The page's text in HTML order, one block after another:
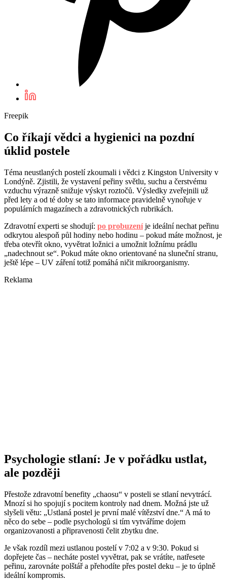
Freepik
Co říkají vědci a hygienici na pozdní
úklid postele
Téma neustlaných postelí zkoumali i vědci z Kingston University v
Londýně. Zjistili, že vystavení peřiny světlu, suchu a čerstvému
vzduchu výrazně snižuje výskyt roztočů. Výsledky zveřejnili už
před lety a od té doby se tato informace pravidelně vynořuje v
populárních magazínech a zdravotnických rubrikách.
Zdravotní experti se shodují: po probuzeníje ideální nechat peřinu
odkrytou alespoň půl hodiny nebo hodinu – pokud máte možnost, je
třeba otevřít okno, vyvětrat ložnici a umožnit ložnímu prádlu
„nadechnout se“. Pokud máte okno orientované na sluneční stranu,
ještě lépe – UV záření totiž pomáhá ničit mikroorganismy.
Reklama
Psychologie stlaní: Je v pořádku ustlat,
ale později
Přestože zdravotní benefity „chaosu“ v posteli se stlaní nevytrácí.
Mnozí si ho spojují s pocitem kontroly nad dnem. Možná jste už
slyšeli větu: „Ustlaná postel je první malé vítězství dne.“ A má to
něco do sebe – podle psychologů si tím vytváříme dojem
organizovanosti a připravenosti čelit zbytku dne.
Je však rozdíl mezi ustlanou postelí v 7:02 a v 9:30. Pokud si
dopřejete čas – necháte postel vyvětrat, pak se vrátíte, natřesete
peřinu, zarovnáte polštář a přehodíte přes postel deku – je to úplně
ideální kompromis.